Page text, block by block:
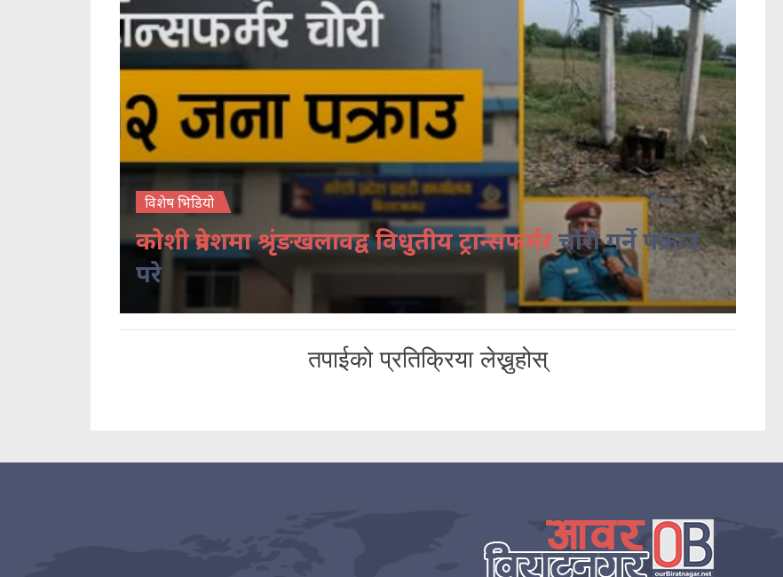
विशेष भिडियो
कोशी प्रदेशमा श्रृंङखलावद्व विधुतीय ट्रान्सफर्मरचोरी गर्ने पक्राउ
परे
तपाईको प्रतिक्रिया लेख्नुहोस्